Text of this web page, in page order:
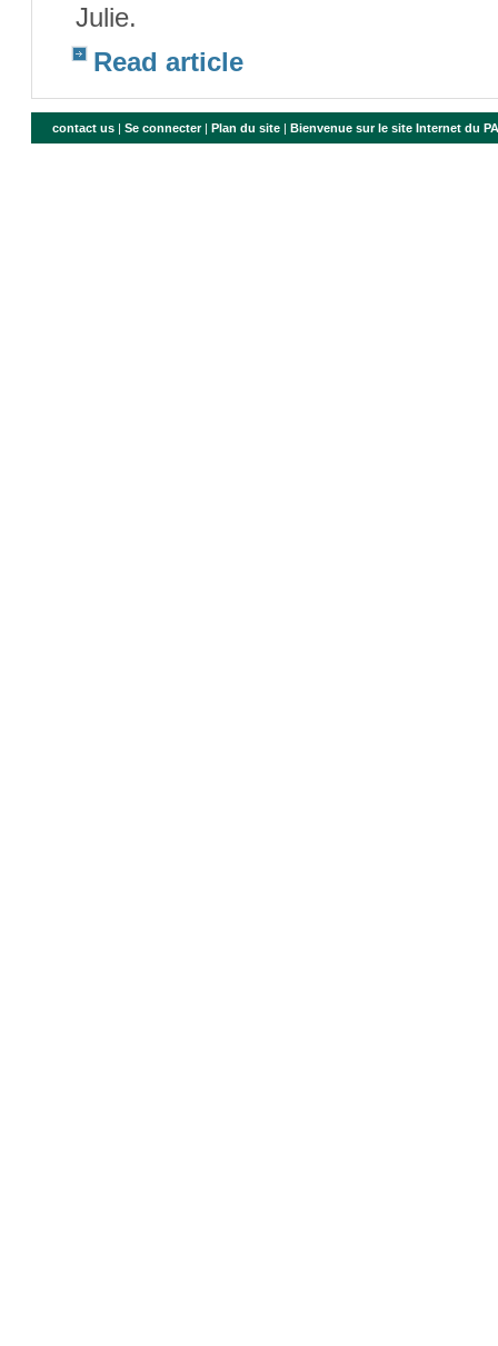
Julie.
Read article
contact us |Se connecter|Plan du site |Bienvenue sur le site Internet du